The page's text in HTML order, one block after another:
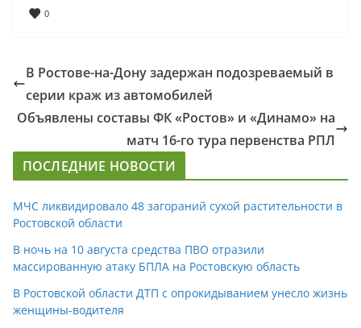
0
В Ростове-на-Дону задержан подозреваемый в
серии краж из автомобилей
Объявлены составы ФК «Ростов» и «Динамо» на
матч 16-го тура первенства РПЛ
ПОСЛЕДНИЕ НОВОСТИ
МЧС ликвидировало 48 загораний сухой растительности в
Ростовской области
В ночь на 10 августа средства ПВО отразили
массированную атаку БПЛА на Ростовскую область
В Ростовской области ДТП с опрокидыванием унесло жизнь
женщины-водителя